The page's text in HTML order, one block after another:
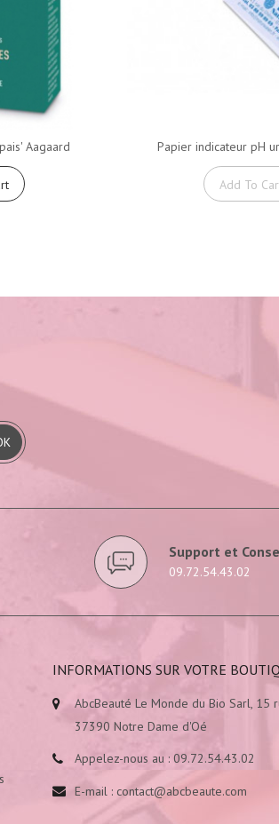
Aagaard Papier indicateur pH
Add To
Support et
09.72.54.43.02
INFORMATIONS SUR VOTRE
AbcBeauté Le Monde du Bio Sarl, 15
37390 Notre Dame d'Oé
Appelez-nous au : 09.72.54.43.02
E-mail : contact@abcbeaute.com